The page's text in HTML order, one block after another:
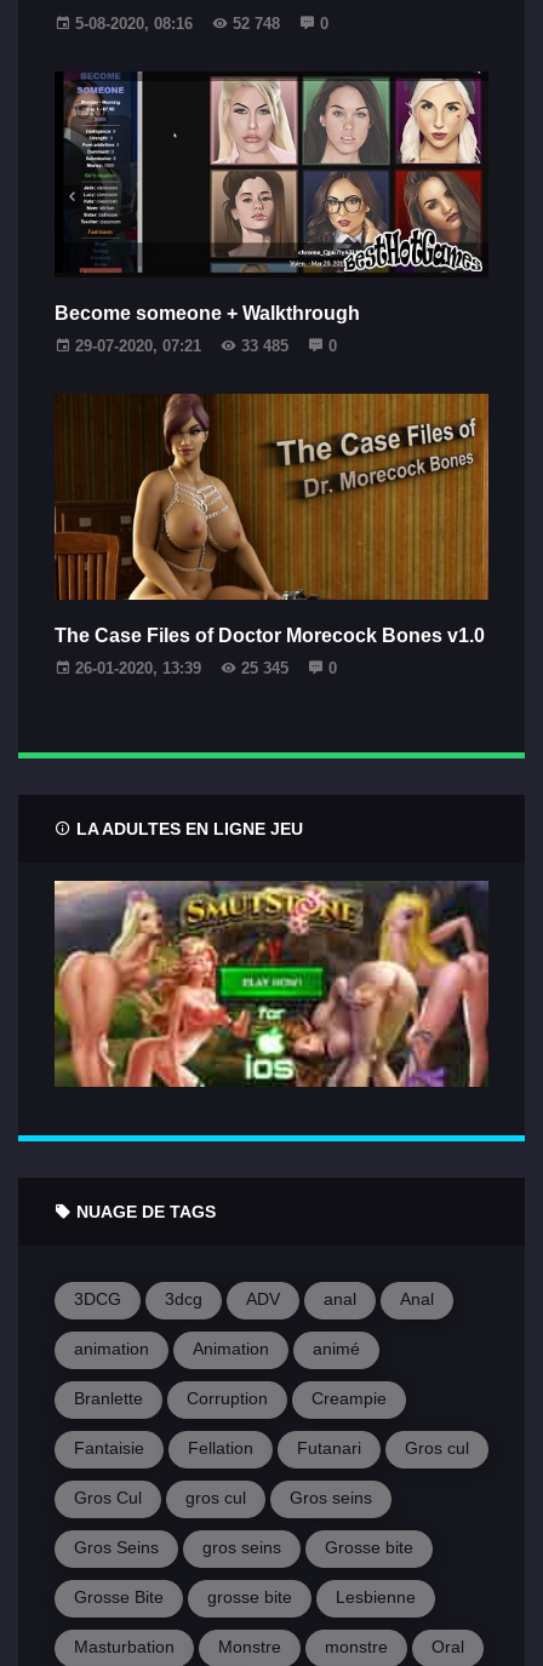
5-08-2020, 08:16 52 748 0
Become someone + Walkthrough
29-07-2020, 07:21 33 485 0
The Case Files of Doctor Morecock Bones v1.0
26-01-2020, 13:39 25 345 0
LA ADULTES EN LIGNE JEU
NUAGE DE TAGS
3DCG 3dcg ADV anal Anal
animation Animation animé
Branlette Corruption Creampie
Fantaisie Fellation Futanari Gros cul
Gros Cul gros cul Gros seins
Gros Seins gros seins Grosse bite
Grosse Bite grosse bite Lesbienne
Masturbation Monstre monstre Oral